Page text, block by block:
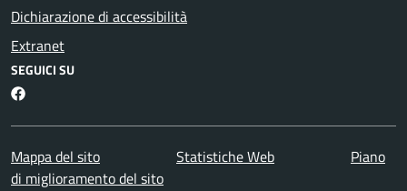
Dichiarazione di accessibilità
Extranet
SEGUICI SU
Facebook
Mappa del sito Statistiche Web
Piano
di miglioramento del sito